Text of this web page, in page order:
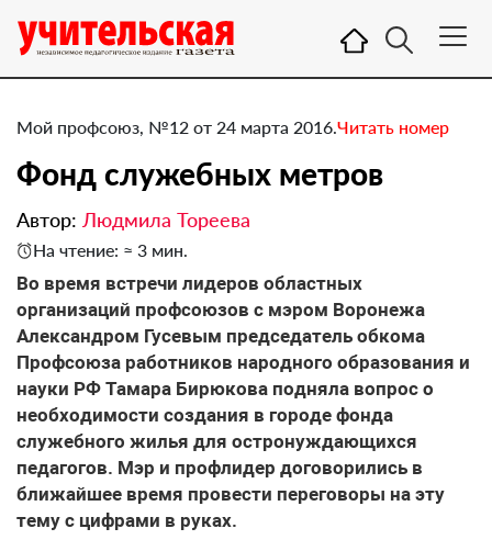
Мой профсоюз, №12 от 24 марта 2016.Читать номер
Фонд служебных метров
Автор: Людмила Тореева
На чтение: ≈ 3 мин.
​Во время встречи лидеров областных
организаций профсоюзов с мэром Воронежа
Александром Гусевым председатель обкома
Профсоюза работников народного образования и
науки РФ Тамара Бирюкова подняла вопрос о
необходимости создания в городе фонда
служебного жилья для остронуждающихся
педагогов. Мэр и профлидер договорились в
ближайшее время провести переговоры на эту
тему с цифрами в руках.